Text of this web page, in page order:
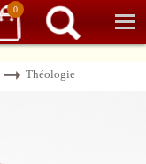
0
Librairie de livres anciens & rares
Théologie